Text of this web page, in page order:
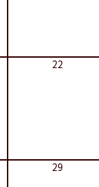
22
29